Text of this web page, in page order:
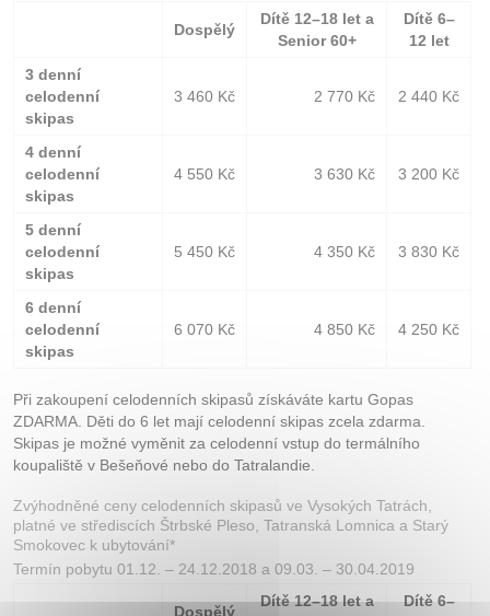
Dospělý
Dítě 12–18 let a
Senior 60+
Dítě 6–
12 let
3 denní
celodenní
skipas
3 460 Kč 2 770 Kč 2 440 Kč
4 denní
celodenní
skipas
4 550 Kč 3 630 Kč 3 200 Kč
5 denní
celodenní
skipas
5 450 Kč 4 350 Kč 3 830 Kč
6 denní
celodenní
skipas
6 070 Kč 4 850 Kč 4 250 Kč
Při zakoupení celodenních skipasů získáváte kartu Gopas
ZDARMA. Děti do 6 let mají celodenní skipas zcela zdarma.
Skipas je možné vyměnit za celodenní vstup do termálního
koupaliště v Bešeňové nebo do Tatralandie.
Zvýhodněné ceny celodenních skipasů ve Vysokých Tatrách,
platné ve střediscích Štrbské Pleso, Tatranská Lomnica a Starý
Smokovec k ubytování*
Termín pobytu 01.12. – 24.12.2018 a 09.03. – 30.04.2019
Dospělý
Dítě 12–18 let a
Dítě 6–